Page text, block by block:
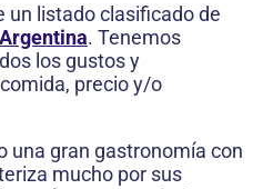
un listado clasificado de
Argentina. Tenemos
los gustos y
precio y/o
una gran gastronomía con
mucho por sus